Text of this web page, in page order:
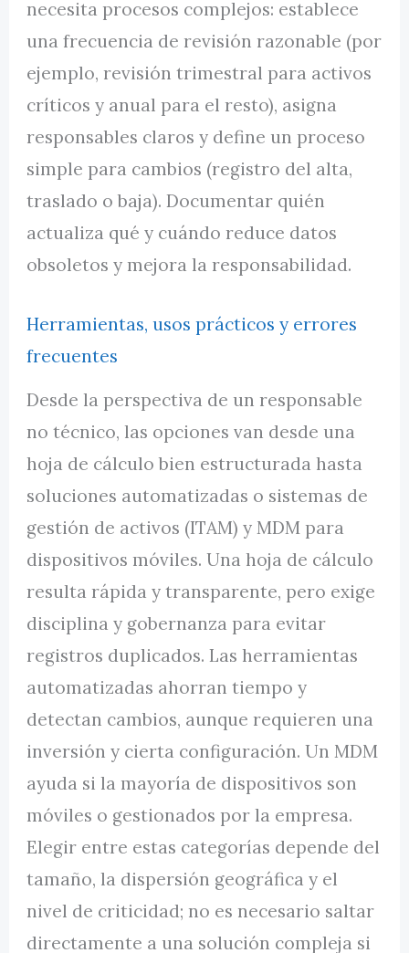
necesita procesos complejos: establece
una frecuencia de revisión razonable (por
ejemplo, revisión trimestral para activos
críticos y anual para el resto), asigna
responsables claros y define un proceso
simple para cambios (registro del alta,
traslado o baja). Documentar quién
actualiza qué y cuándo reduce datos
obsoletos y mejora la responsabilidad.
Herramientas, usos prácticos y errores
frecuentes
Desde la perspectiva de un responsable
no técnico, las opciones van desde una
hoja de cálculo bien estructurada hasta
soluciones automatizadas o sistemas de
gestión de activos (ITAM) y MDM para
dispositivos móviles. Una hoja de cálculo
resulta rápida y transparente, pero exige
disciplina y gobernanza para evitar
registros duplicados. Las herramientas
automatizadas ahorran tiempo y
detectan cambios, aunque requieren una
inversión y cierta configuración. Un MDM
ayuda si la mayoría de dispositivos son
móviles o gestionados por la empresa.
Elegir entre estas categorías depende del
tamaño, la dispersión geográfica y el
nivel de criticidad; no es necesario saltar
directamente a una solución compleja si